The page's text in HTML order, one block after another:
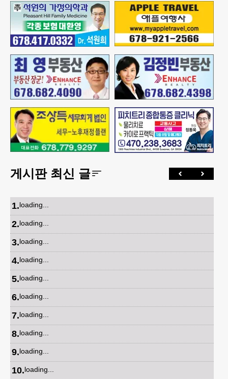
게시판 최신 글
1.loading...
2.loading...
3.loading...
4.loading...
5.loading...
6.loading...
7.loading...
8.loading...
9.loading...
10.loading...